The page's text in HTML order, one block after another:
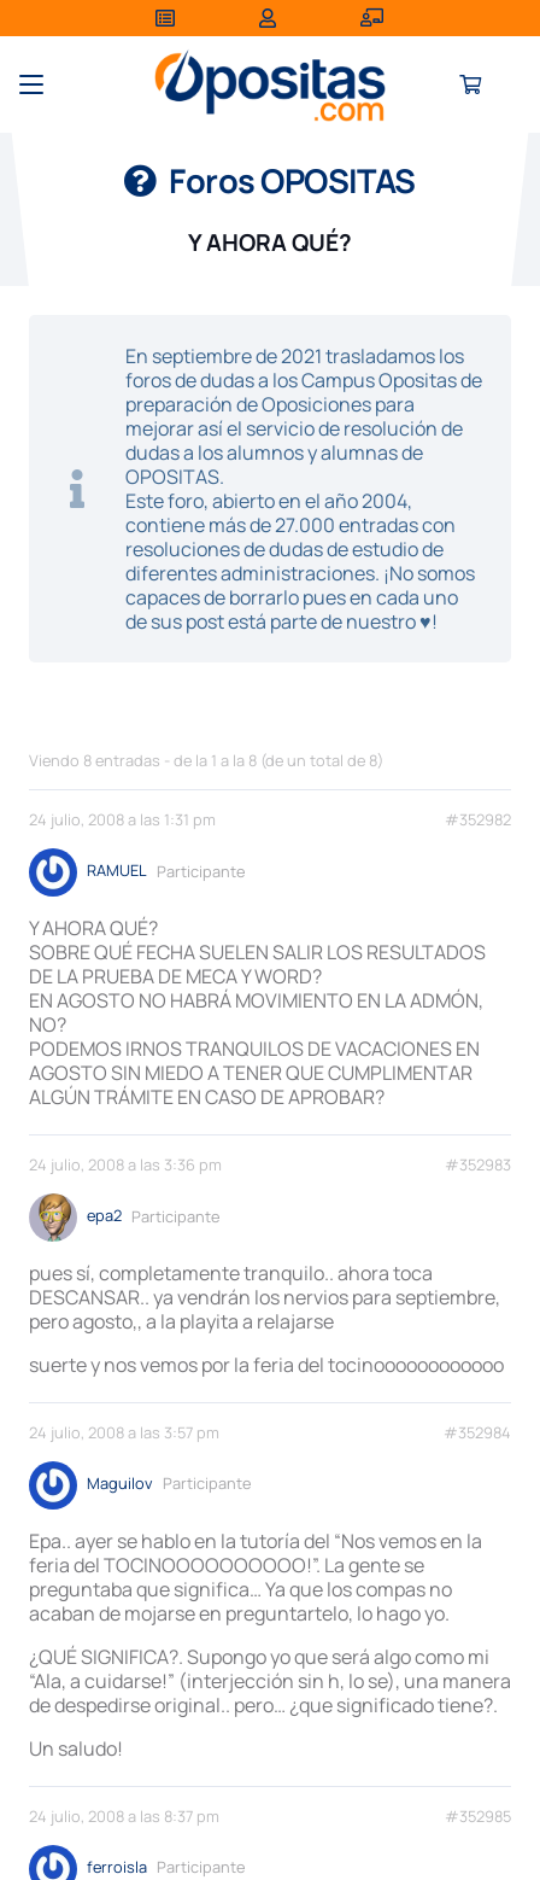
Foros OPOSITAS
Y AHORA QUÉ?
En septiembre de 2021 trasladamos los
foros de dudas a los Campus Opositas de
preparación de Oposiciones para
mejorar así el servicio de resolución de
dudas a los alumnos y alumnas de
OPOSITAS.
Este foro, abierto en el año 2004,
contiene más de 27.000 entradas con
resoluciones de dudas de estudio de
diferentes administraciones. ¡No somos
capaces de borrarlo pues en cada uno
de sus post está parte de nuestro ♥!
Viendo 8 entradas - de la 1 a la 8 (de un total de 8)
24 julio, 2008 a las 1:31 pm #352982
RAMUEL Participante
Y AHORA QUÉ?
SOBRE QUÉ FECHA SUELEN SALIR LOS RESULTADOS
DE LA PRUEBA DE MECA Y WORD?
EN AGOSTO NO HABRÁ MOVIMIENTO EN LA ADMÓN,
NO?
PODEMOS IRNOS TRANQUILOS DE VACACIONES EN
AGOSTO SIN MIEDO A TENER QUE CUMPLIMENTAR
ALGÚN TRÁMITE EN CASO DE APROBAR?
24 julio, 2008 a las 3:36 pm #352983
epa2 Participante
pues sí, completamente tranquilo.. ahora toca
DESCANSAR.. ya vendrán los nervios para septiembre,
pero agosto,, a la playita a relajarse
suerte y nos vemos por la feria del tocinoooooooooooo
24 julio, 2008 a las 3:57 pm #352984
Maguilov Participante
Epa.. ayer se hablo en la tutoría del “Nos vemos en la
feria del TOCINOOOOOOOOOO!”. La gente se
preguntaba que significa… Ya que los compas no
acaban de mojarse en preguntartelo, lo hago yo.
¿QUÉ SIGNIFICA?. Supongo yo que será algo como mi
“Ala, a cuidarse!” (interjección sin h, lo se), una manera
de despedirse original.. pero… ¿que significado tiene?.
Un saludo!
24 julio, 2008 a las 8:37 pm #352985
ferroisla Participante